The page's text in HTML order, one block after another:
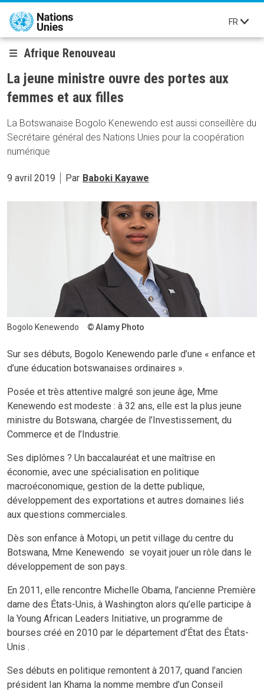
Aller au contenu principal
FR
Afrique Renouveau
La jeune ministre ouvre des portes aux
femmes et aux filles
La Botswanaise Bogolo Kenewendo est aussi conseillère du
Secrétaire général des Nations Unies pour la coopération
numérique
9 avril 2019 Par Baboki Kayawe
Bogolo Kenewendo Alamy Photo
Sur ses débuts, Bogolo Kenewendo parle d’une « enfance et
d’une éducation botswanaises ordinaires ».
Posée et très attentive malgré son jeune âge, Mme
Kenewendo est modeste : à 32 ans, elle est la plus jeune
ministre du Botswana, chargée de l’Investissement, du
Commerce et de l’Industrie.
Ses diplômes ? Un baccalauréat et une maîtrise en
économie, avec une spécialisation en politique
macroéconomique, gestion de la dette publique,
développement des exportations et autres domaines liés
aux questions commerciales.
Dès son enfance à Motopi, un petit village du centre du
Botswana, Mme Kenewendo se voyait jouer un rôle dans le
développement de son pays.
En 2011, elle rencontre Michelle Obama, l’ancienne Première
dame des États-Unis, à Washington alors qu’elle participe à
la Young African Leaders Initiative, un programme de
bourses créé en 2010 par le département d’État des États-
Unis .
Ses débuts en politique remontent à 2017, quand l’ancien
président Ian Khama la nomme membre d’un Conseil